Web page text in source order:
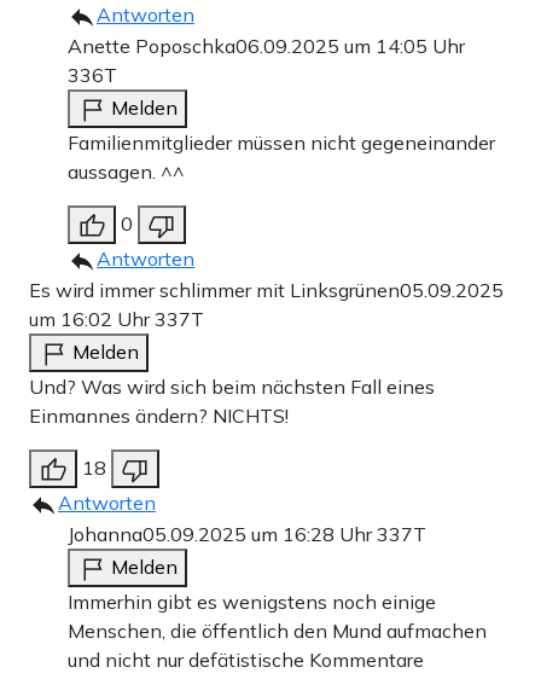
Antworten
Anette Poposchka06.09.2025 um 14:05 Uhr
336T
Melden
Familienmitglieder müssen nicht gegeneinander
aussagen. ^^
0
Antworten
Es wird immer schlimmer mit Linksgrünen05.09.2025
um 16:02 Uhr337T
Melden
Und? Was wird sich beim nächsten Fall eines
Einmannes ändern? NICHTS!
18
Antworten
Johanna05.09.2025 um 16:28 Uhr337T
Melden
Immerhin gibt es wenigstens noch einige
Menschen, die öffentlich den Mund aufmachen
und nicht nur defätistische Kommentare